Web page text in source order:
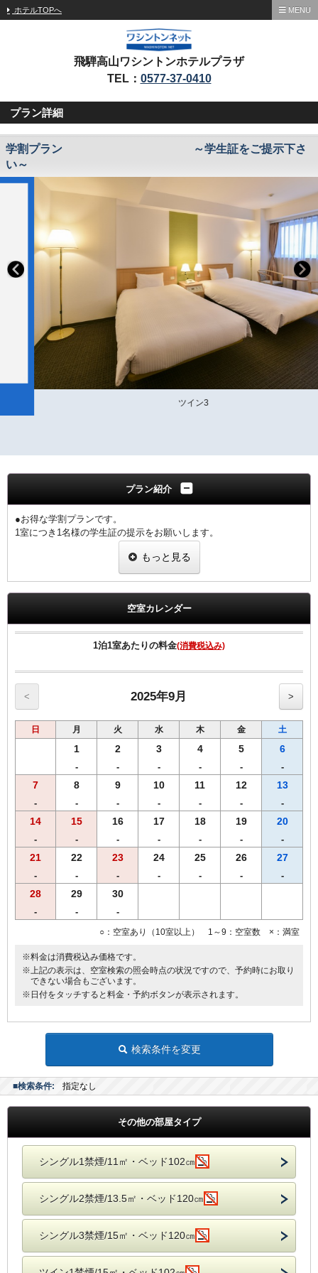
ホテルTOPへ MENU
飛騨高山ワシントンホテルプラザ
TEL： 0577-37-0410
プラン詳細
学割プラン ～学生証をご提示下さ
い～
プラン紹介
●お得な学割プランです。
1室につき1名様の学生証の提示をお願いします。
・ご宿泊者様専用の大浴場をご利用いただけます。
もっと見る
空室カレンダー
1泊1室あたりの料金(消費税込み)
< 2025年9月 >
日 月 火 水 木 金 土
1
-
2
-
3
-
4
-
5
-
6
-
7
-
8
-
9
-
10
-
11
-
12
-
13
-
14
-
15
-
16
-
17
-
18
-
19
-
20
-
21
-
22
-
23
-
24
-
25
-
26
-
27
-
28
-
29
-
30
-
○：空室あり（10室以上） 1～9：空室数 ×：満室
※料金は消費税込み価格です。
※上記の表示は、空室検索の照会時点の状況ですので、予約時にお取り
できない場合もございます。
※日付をタッチすると料金・予約ボタンが表示されます。
検索条件を変更
■検索条件: 指定なし
その他の部屋タイプ
シングル1禁煙/11㎡・ベッド102㎝
シングル2禁煙/13.5㎡・ベッド120㎝
シングル3禁煙/15㎡・ベッド120㎝